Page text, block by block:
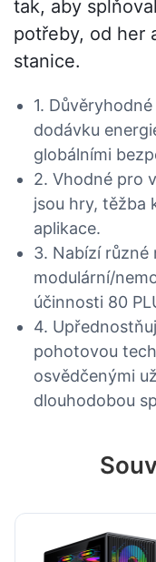
tak, aby
potřeby, od her
stanice.
1.
dodávku
globálními
2. Vhodné pro
jsou hry, těžba
aplikace.
3. Nabízí
modulární/
účinnosti 80
4.
pohotovou
osvědčenými
dlouhodobou